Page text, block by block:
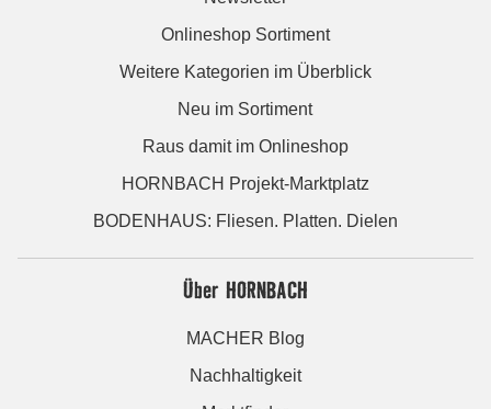
Onlineshop Sortiment
Weitere Kategorien im Überblick
Neu im Sortiment
Raus damit im Onlineshop
HORNBACH Projekt-Marktplatz
BODENHAUS: Fliesen. Platten. Dielen
Über HORNBACH
MACHER Blog
Nachhaltigkeit